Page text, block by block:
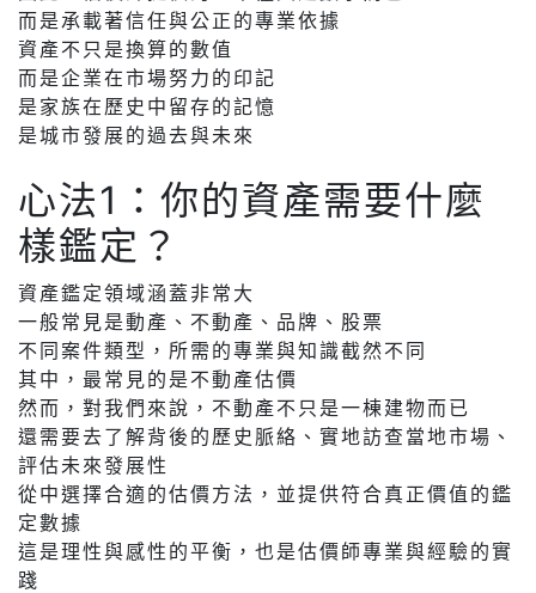
而是承載著信任與公正的專業依據
資產不只是換算的數值
而是企業在市場努力的印記
是家族在歷史中留存的記憶
是城市發展的過去與未來
心法1：你的資產需要什麼
樣鑑定？
資產鑑定領域涵蓋非常大
一般常見是動產、不動產、品牌、股票
不同案件類型，所需的專業與知識截然不同
其中，最常見的是不動產估價
然而，對我們來說，不動產不只是一棟建物而已
還需要去了解背後的歷史脈絡、實地訪查當地市場、
評估未來發展性
從中選擇合適的估價方法，並提供符合真正價值的鑑
定數據
這是理性與感性的平衡，也是估價師專業與經驗的實
踐